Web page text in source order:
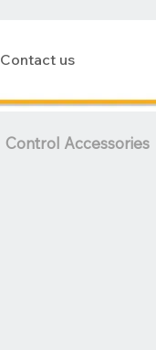
Contact us
Control Accessories